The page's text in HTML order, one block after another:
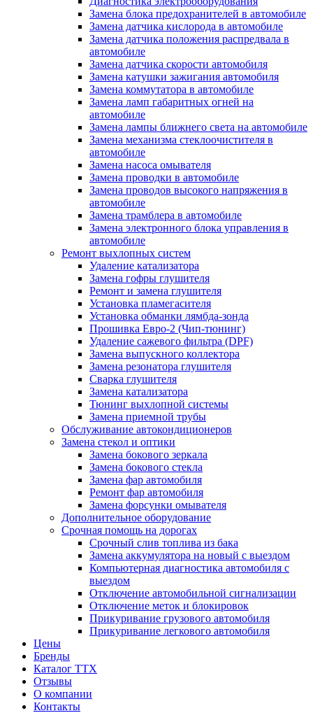
Замена блока предохранителей в автомобиле
Замена датчика кислорода в автомобиле
Замена датчика положения распредвала в
автомобиле
Замена датчика скорости автомобиля
Замена катушки зажигания автомобиля
Замена коммутатора в автомобиле
Замена ламп габаритных огней на
автомобиле
Замена лампы ближнего света на автомобиле
Замена механизма стеклоочистителя в
автомобиле
Замена насоса омывателя
Замена проводки в автомобиле
Замена проводов высокого напряжения в
автомобиле
Замена трамблера в автомобиле
Замена электронного блока управления в
автомобиле
Ремонт выхлопных систем
Удаление катализатора
Замена гофры глушителя
Ремонт и замена глушителя
Установка пламегасителя
Установка обманки лямбда-зонда
Прошивка Евро-2 (Чип-тюнинг)
Удаление сажевого фильтра (DPF)
Замена выпускного коллектора
Замена резонатора глушителя
Сварка глушителя
Замена катализатора
Тюнинг выхлопной системы
Замена приемной трубы
Обслуживание автокондиционеров
Замена стекол и оптики
Замена бокового зеркала
Замена бокового стекла
Замена фар автомобиля
Ремонт фар автомобиля
Замена форсунки омывателя
Дополнительное оборудование
Срочная помощь на дорогах
Срочный слив топлива из бака
Замена аккумулятора на новый с выездом
Компьютерная диагностика автомобиля с
выездом
Отключение автомобильной сигнализации
Отключение меток и блокировок
Прикуривание грузового автомобиля
Прикуривание легкового автомобиля
Цены
Бренды
Каталог ТТХ
Отзывы
О компании
Контакты